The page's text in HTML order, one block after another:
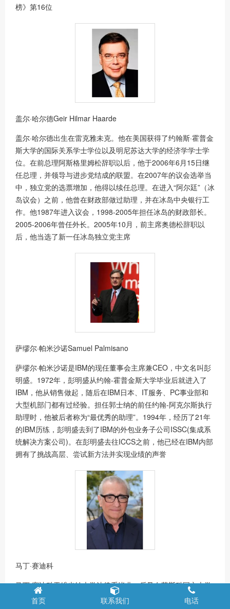
榜》第16位
盖尔·哈尔德Geir Hilmar Haarde
盖尔·哈尔德出生在雷克雅未克。他在美国获得了约翰斯·霍普金
斯大学的国际关系学士学位以及明尼苏达大学的经济学学士学
位。在前总理阿斯格里姆松辞职以后，他于2006年6月15日继
任总理，并领导与进步党结成的联盟。在2007年的议会选举当
中，独立党的选票增加，他得以续任总理。在进入“阿尔廷”（冰
岛议会）之前，他曾在财政部做过助理，并在冰岛中央银行工
作。他1987年进入议会，1998-2005年担任冰岛的财政部长。
2005-2006年曾任外长。2005年10月，前主席奥德松辞职以
后，他当选了新一任冰岛独立党主席
萨缪尔·帕米沙诺Samuel Palmisano
萨缪尔·帕米沙诺是IBM的现任董事会主席兼CEO，中文名叫彭
明盛。1972年，彭明盛从约翰-霍普金斯大学毕业后就进入了
IBM，他从销售做起，随后在IBM日本、IT服务、PC事业部和
大型机部门都有过经验。担任郭士纳的前任约翰-阿克尔斯执行
助理时，他被后者称为“最优秀的助理”。1994年，经历了21年
的IBM历练，彭明盛去到了IBM的外包业务子公司ISSC(集成系
统解决方案公司)。在彭明盛去往ICCS之前，他已经在IBM内部
拥有了挑战高层、尝试新方法并实现业绩的声誉
马丁·赛迪科
马丁·赛迪科于维也纳大学法律系毕业，后又在莫斯科国立大学
和约翰霍普金斯大学进修。奥地利驻日内瓦办公室，负责接口
首页 联系我们 电话